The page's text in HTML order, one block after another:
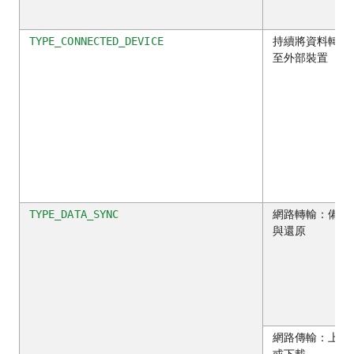
TYPE_CONNECTED_DEVICE
持續將資料轉移
至外部裝置
TYPE_DATA_SYNC
網路轉輸：備份
與還原
網路傳輸：上傳